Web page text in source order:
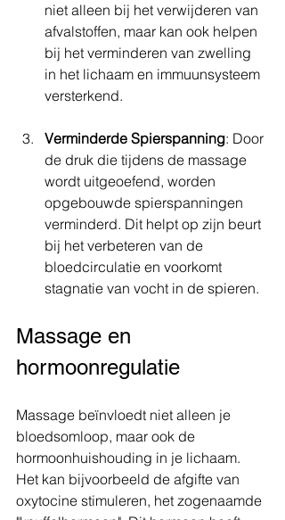
niet alleen bij het verwijderen van
afvalstoffen, maar kan ook helpen
bij het verminderen van zwelling
in het lichaam en immuunsysteem
versterkend.
Verminderde Spierspanning: Door
de druk die tijdens de massage
wordt uitgeoefend, worden
opgebouwde spierspanningen
verminderd. Dit helpt op zijn beurt
bij het verbeteren van de
bloedcirculatie en voorkomt
stagnatie van vocht in de spieren.
Massage en
hormoonregulatie
Massage beïnvloedt niet alleen je
bloedsomloop, maar ook de
hormoonhuishouding in je lichaam.
Het kan bijvoorbeeld de afgifte van
oxytocine stimuleren, het zogenaamde